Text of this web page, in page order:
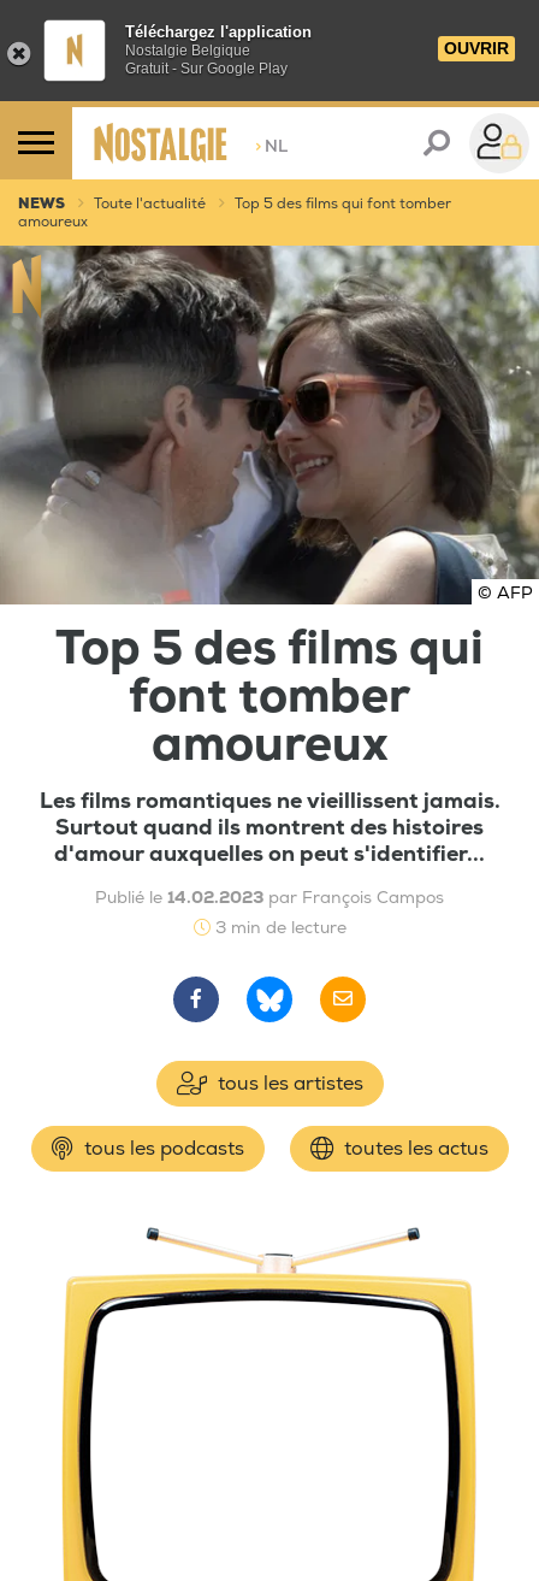
Téléchargez l'application
Nostalgie Belgique
Gratuit - Sur Google Play
OUVRIR
> NL
NEWS Toute l'actualité
Top 5 des films qui font tomber
amoureux
© AFP
Top 5 des films qui
font tomber
amoureux
Les films romantiques ne vieillissent jamais.
Surtout quand ils montrent des histoires
d'amour auxquelles on peut s'identifier...
Publié le 14.02.2023 par François Campos
3 min de lecture
tous les artistes
tous les podcasts toutes les actus